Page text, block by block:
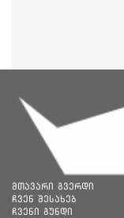
მთავარი გვერდი
ჩვენ შესახებ
ჩვენი გუნდი